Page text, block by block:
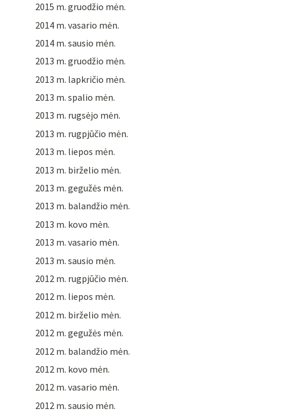
2015 m. gruodžio mėn.
2014 m. vasario mėn.
2014 m. sausio mėn.
2013 m. gruodžio mėn.
2013 m. lapkričio mėn.
2013 m. spalio mėn.
2013 m. rugsėjo mėn.
2013 m. rugpjūčio mėn.
2013 m. liepos mėn.
2013 m. birželio mėn.
2013 m. gegužės mėn.
2013 m. balandžio mėn.
2013 m. kovo mėn.
2013 m. vasario mėn.
2013 m. sausio mėn.
2012 m. rugpjūčio mėn.
2012 m. liepos mėn.
2012 m. birželio mėn.
2012 m. gegužės mėn.
2012 m. balandžio mėn.
2012 m. kovo mėn.
2012 m. vasario mėn.
2012 m. sausio mėn.